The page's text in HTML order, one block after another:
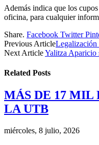
Además indica que los
oficina, para cualquier
Share. Facebook Twitter
Previous ArticleLegalización
Next ArticleYalitza Aparicio
Related Posts
MÁS DE 17 MIL
LA UTB
miércoles, 8 julio, 2026